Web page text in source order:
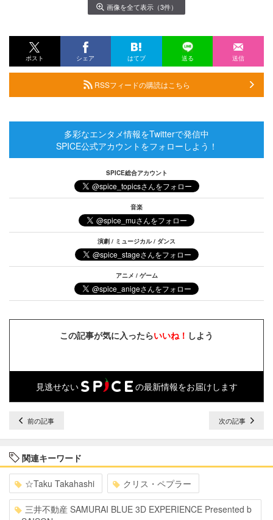
画像を全て表示（3件）
ポスト シェア はてブ 送る 送信
RSSフィードの購読はこちら
多彩なエンタメ情報をTwitterで発信中
SPICE公式アカウントをフォローしよう！
SPICE総合アカウント
音楽
演劇 / ミュージカル / ダンス
アニメ / ゲーム
この記事が気に入ったらいいね！ しよう
見逃せない の最新情報をお届けします
前の記事 次の記事
関連キーワード
☆Taku Takahashi クリス・ペプラー
三井不動産 SAMURAI BLUE 3D EXPERIENCE Presented b